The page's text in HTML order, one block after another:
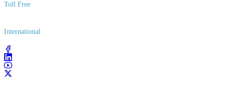
Toll Free
International